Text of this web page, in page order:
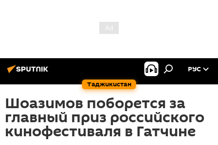
Таджикистан
РУС
Шоазимов поборется за
главный приз российского
кинофестиваля в Гатчине